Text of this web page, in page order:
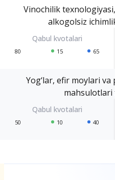
Vinochilik
alkogolsiz
80 15 65
Yog‘lar, efir moylari
mahsulotlari
50 10 40